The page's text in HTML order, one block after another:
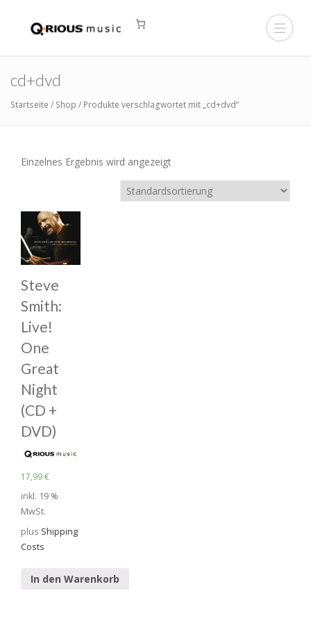
cd+dvd
Startseite / Shop / Produkte verschlagwortet mit „cd+dvd“
Einzelnes Ergebnis wird angezeigt
Steve
Smith:
Live!
One
Great
Night
(CD +
DVD)
17,99€
inkl. 19 %
MwSt.
plus Shipping
Costs
In den Warenkorb